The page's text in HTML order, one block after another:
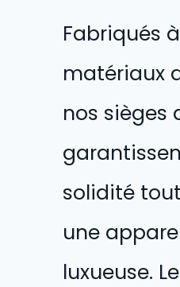
Fabriqués
matériaux
nos sièges
solidité
une
luxueuse.